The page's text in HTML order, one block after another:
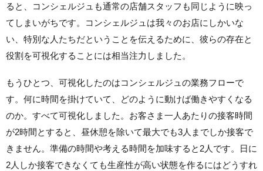
ると、コンシェルジュも通常の店舗スタッフも同じように映っ
てしまいがちです。コンシェルジュは我々のお店にしかいな
い、特別な人たちだということを伝えるために、彼らの存在と
役割を可視化することには相当注力しました。
もうひとつ、可視化したのはコンシェルジュの業務フローで
す。何に時間を掛けていて、どのように動けば働きやすくなる
のか。すべて可視化しました。お客さま一人あたりの接客時間
が2時間とすると、昼休憩を除いて最大でも3人までしか接客で
きません。準備の時間や考える時間を加味すると2人です。日に
2人しか接客できなくても生産性が高い状態を作るにはどうすれ